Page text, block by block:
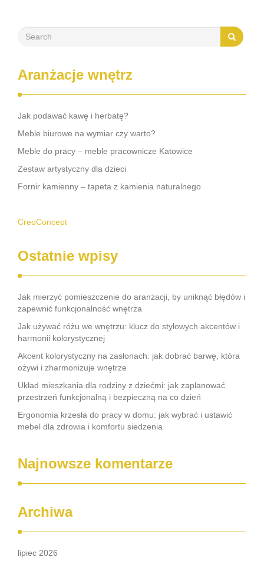
Aranżacje wnętrz
Jak podawać kawę i herbatę?
Meble biurowe na wymiar czy warto?
Meble do pracy – meble pracownicze Katowice
Zestaw artystyczny dla dzieci
Fornir kamienny – tapeta z kamienia naturalnego
CreoConcept
Ostatnie wpisy
Jak mierzyć pomieszczenie do aranżacji, by uniknąć błędów i
zapewnić funkcjonalność wnętrza
Jak używać różu we wnętrzu: klucz do stylowych akcentów i
harmonii kolorystycznej
Akcent kolorystyczny na zasłonach: jak dobrać barwę, która
ożywi i zharmonizuje wnętrze
Układ mieszkania dla rodziny z dziećmi: jak zaplanować
przestrzeń funkcjonalną i bezpieczną na co dzień
Ergonomia krzesła do pracy w domu: jak wybrać i ustawić
mebel dla zdrowia i komfortu siedzenia
Najnowsze komentarze
Archiwa
lipiec 2026